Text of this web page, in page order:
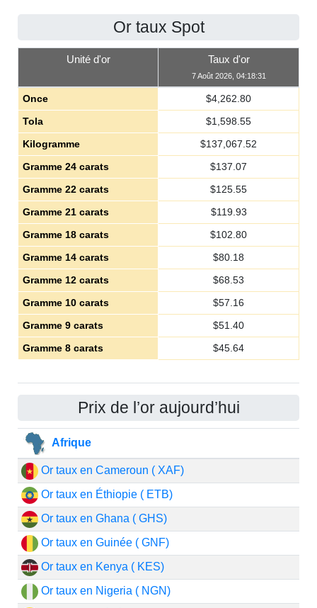
Or taux Spot
Unité d'or Taux d'or
7 Août 2026, 04:18:31
Once $4,262.80
Tola
$1,598.55
Kilogramme
$137,067.52
Gramme 24 carats
$137.07
Gramme 22 carats
$125.55
Gramme 21 carats
$119.93
Gramme 18 carats
$102.80
Gramme 14 carats
$80.18
Gramme 12 carats
$68.53
Gramme 10 carats
$57.16
Gramme 9 carats
$51.40
Gramme 8 carats
$45.64
Prix de l’or aujourd’hui
Afrique
Or taux en Cameroun ( XAF)
Or taux en Éthiopie ( ETB)
Or taux en Ghana ( GHS)
Or taux en Guinée ( GNF)
Or taux en Kenya ( KES)
Or taux en Nigeria ( NGN)